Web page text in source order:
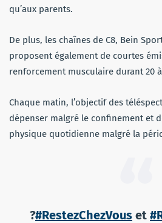
qu’aux parents.
De plus, les chaînes de C8, Bein
proposent également de courtes
renforcement musculaire durant 20
Chaque matin, l’objectif des
dépenser malgré le confinement et
physique quotidienne malgré la
?#RestezChezVous et